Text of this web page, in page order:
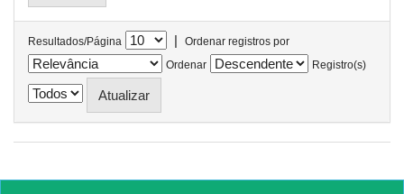
Resultados/Página |
Ordenar registros por
Ordenar
Registro(s)